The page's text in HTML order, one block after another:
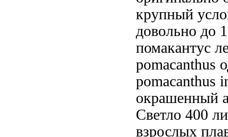
крупный
довольно до
помакантус
pomacanthus
pomacanthus
окрашенный
Светло 400
взрослых